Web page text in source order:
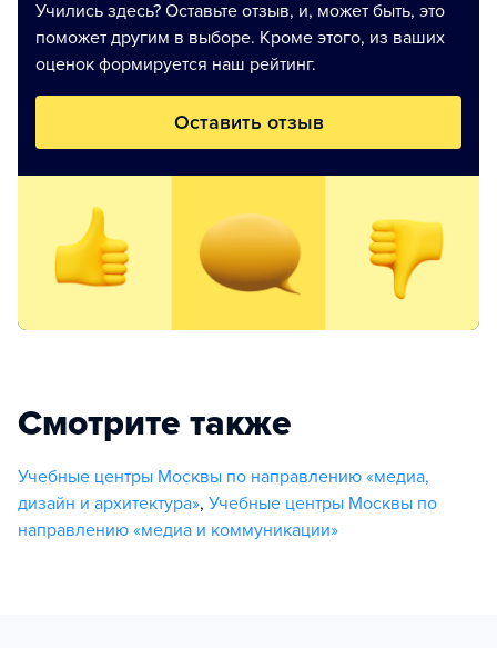
Учились здесь? Оставьте отзыв, и, может быть, это
поможет другим в выборе. Кроме этого, из ваших
оценок формируется наш рейтинг.
Оставить отзыв
Смотрите также
Учебные центры Москвы по направлению «медиа,
дизайн и архитектура», Учебные центры Москвы по
направлению «медиа и коммуникации»